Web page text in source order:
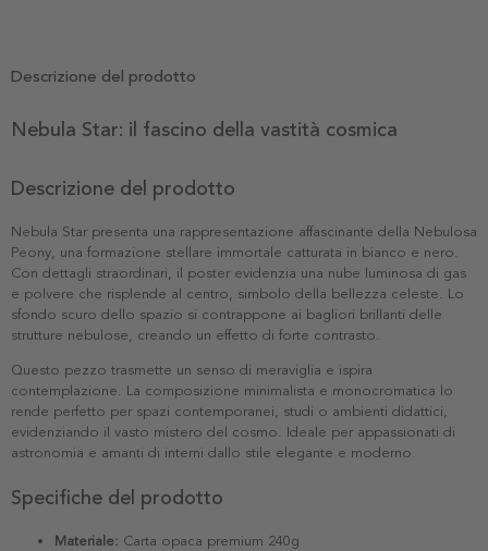
Descrizione del prodotto
Nebula Star: il fascino della vastità cosmica
Descrizione del prodotto
Nebula Star presenta una rappresentazione affascinante della Nebulosa
Peony, una formazione stellare immortale catturata in bianco e nero.
Con dettagli straordinari, il poster evidenzia una nube luminosa di gas
e polvere che risplende al centro, simbolo della bellezza celeste. Lo
sfondo scuro dello spazio si contrappone ai bagliori brillanti delle
strutture nebulose, creando un effetto di forte contrasto.
Questo pezzo trasmette un senso di meraviglia e ispira
contemplazione. La composizione minimalista e monocromatica lo
rende perfetto per spazi contemporanei, studi o ambienti didattici,
evidenziando il vasto mistero del cosmo. Ideale per appassionati di
astronomia e amanti di interni dallo stile elegante e moderno.
Specifiche del prodotto
Materiale: Carta opaca premium 240g